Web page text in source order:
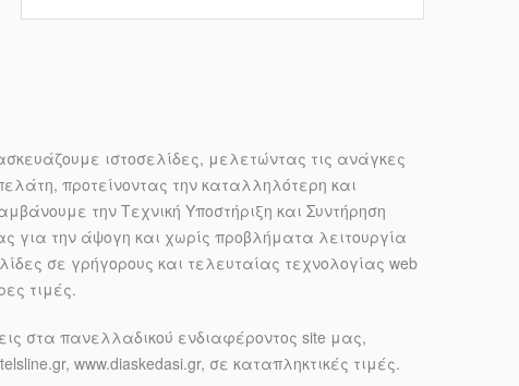
ιστοσελίδες, μελετώντας τις ανάγκες
προτείνοντας την καταλληλότερη και
την Τεχνική Υποστήριξη και Συντήρηση
για την άψογη και χωρίς προβλήματα λειτουργία
σε γρήγορους και τελευταίας τεχνολογίας web
τιμές.
στα πανελλαδικού ενδιαφέροντος site μας,
www.diaskedasi.gr, σε καταπληκτικές τιμές.